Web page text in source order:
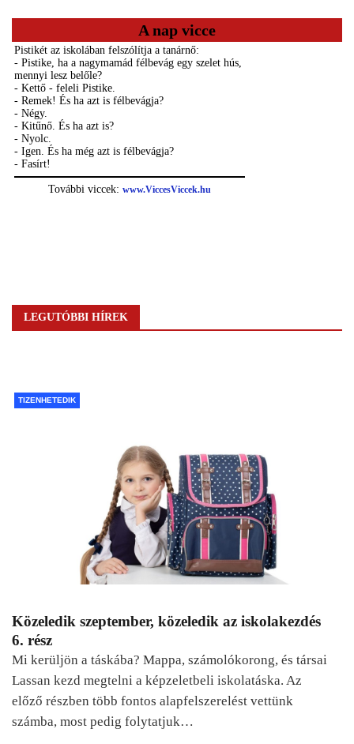
A nap vicce
LEGUTÓBBI HÍREK
TIZENHETEDIK
Közeledik szeptember, közeledik az iskolakezdés
6. rész
Mi kerüljön a táskába? Mappa, számolókorong, és társai
Lassan kezd megtelni a képzeletbeli iskolatáska. Az
előző részben több fontos alapfelszerelést vettünk
számba, most pedig folytatjuk…